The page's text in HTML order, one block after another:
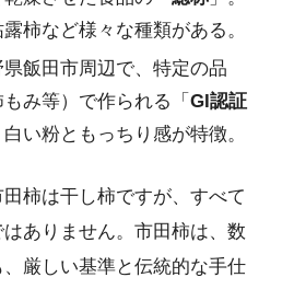
柿など様々な種類がある。
県飯田市周辺で、特定の品
み等）で作られる「 GI認証
白い粉ともっちり感が特徴。
柿は干し柿ですが、すべて
ありません。市田柿は、数
厳しい基準と伝統的な手仕